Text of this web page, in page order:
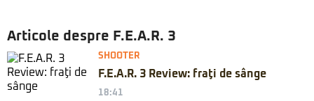
Articole despre F.E.A.R. 3
SHOOTER
F.E.A.R. 3 Review: fraţi de sânge
18:41